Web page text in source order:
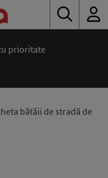
prioritate
bătăii de stradă de